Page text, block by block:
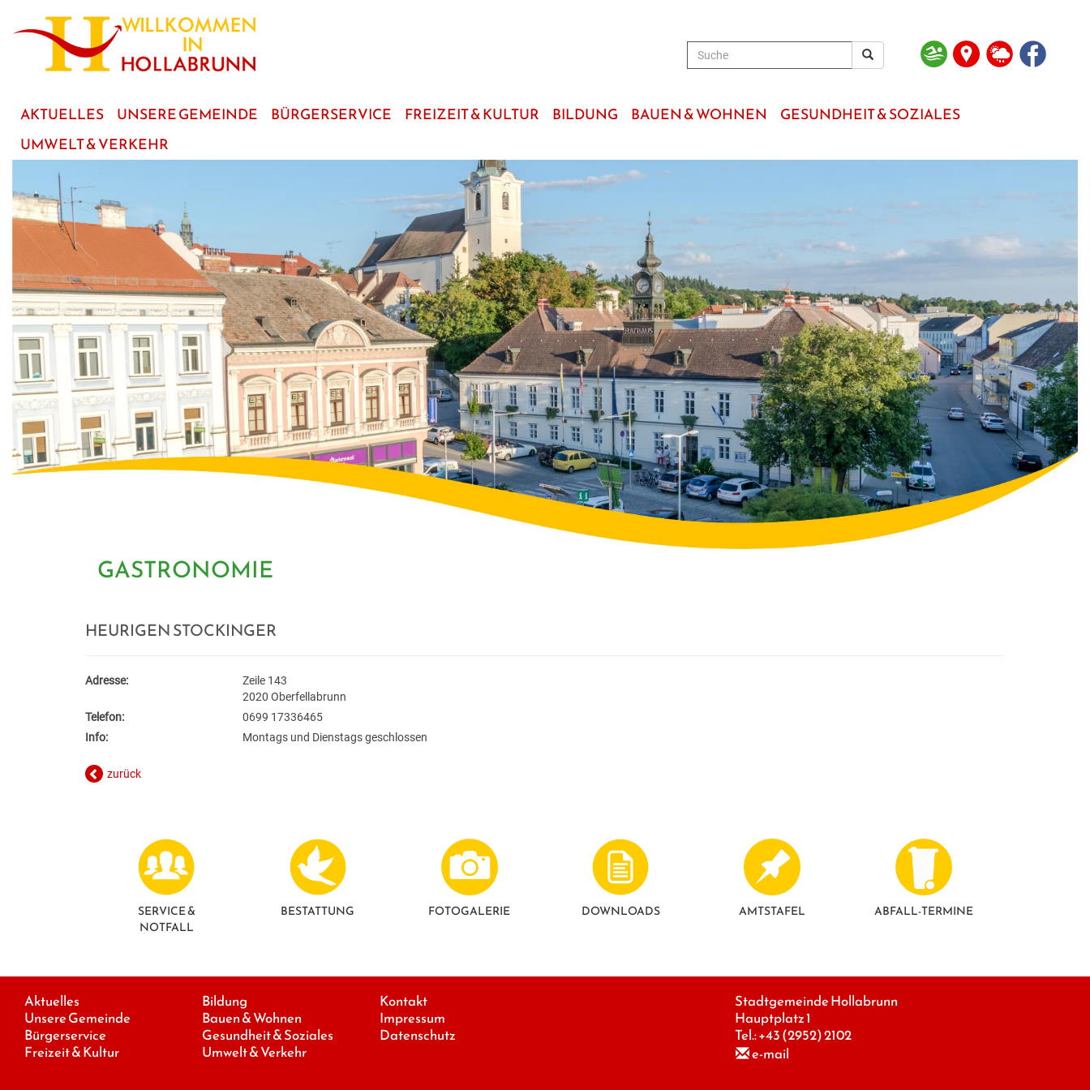
Hauptinhalt
AKTUELLES UNSERE GEMEINDE BÜRGERSERVICE FREIZEIT & KULTUR BILDUNG BAUEN & WOHNEN
GESUNDHEIT & SOZIALES
UMWELT & VERKEHR
GASTRONOMIE
HEURIGEN STOCKINGER
Adresse:
Zeile 143
2020 Oberfellabrunn
Telefon:
0699 17336465
Info:
Montags und Dienstags geschlossen
zurück
SERVICE &
NOTFALL
BESTATTUNG FOTO­GALERIE DOWNLOADS AMTSTAFEL ABFALL-TERMINE
Aktuelles
Unsere Gemeinde
Bürgerservice
Freizeit & Kultur
Bildung
Bauen & Wohnen
Gesundheit & Soziales
Umwelt & Verkehr
Kontakt
Impressum
Datenschutz
Stadtgemeinde Hollabrunn
Hauptplatz 1
Tel.:+43 (2952) 2102
e-mail